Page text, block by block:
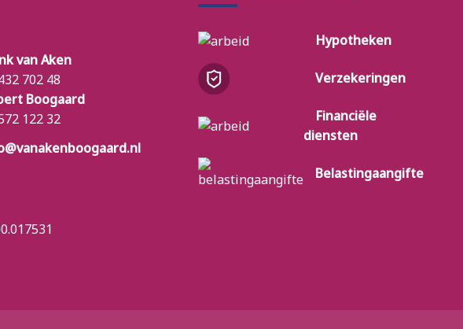
van Aken
702 48
Boogaard
122 32
Hypotheken
Verzekeringen
Financiële
diensten
Belastingaangifte